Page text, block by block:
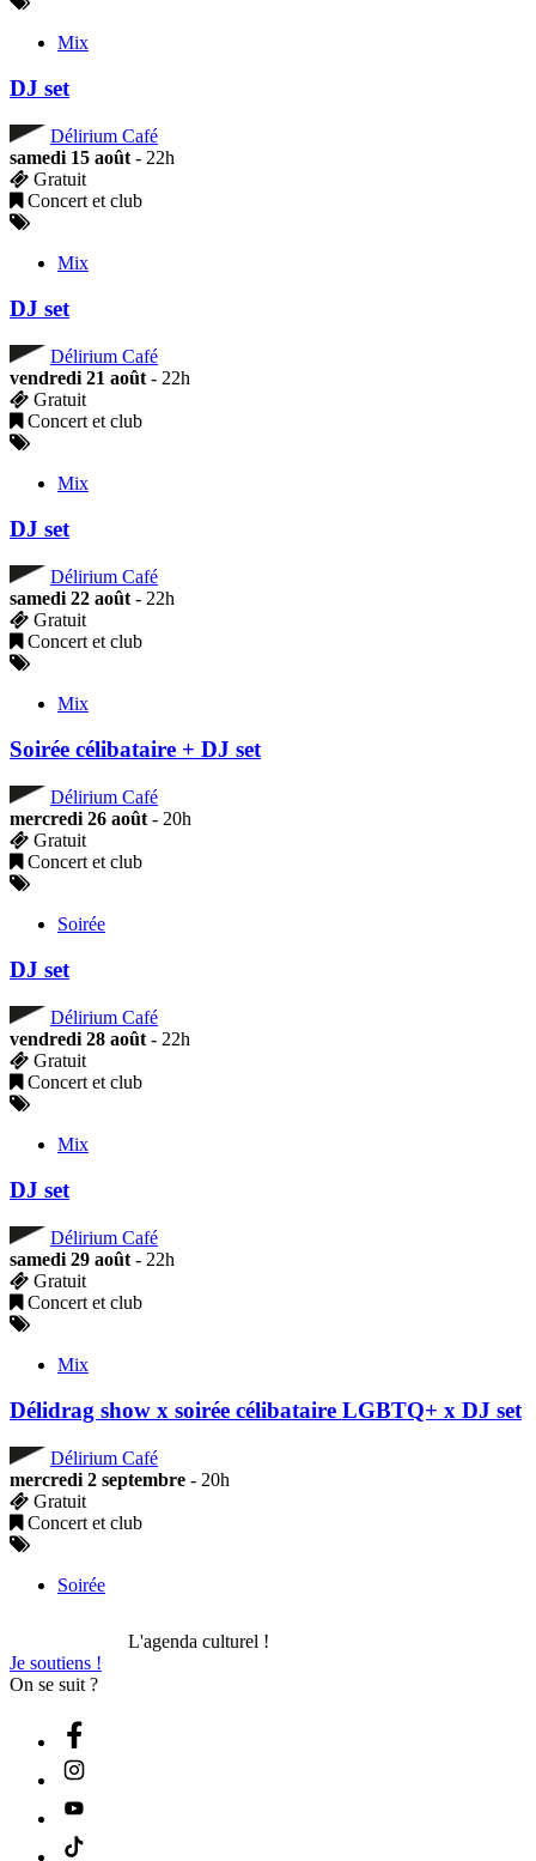
Mix
DJ set
Délirium Café
samedi 15 août - 22h
Gratuit
Concert et club
Mix
DJ set
Délirium Café
vendredi 21 août - 22h
Gratuit
Concert et club
Mix
DJ set
Délirium Café
samedi 22 août - 22h
Gratuit
Concert et club
Mix
Soirée célibataire + DJ set
Délirium Café
mercredi 26 août - 20h
Gratuit
Concert et club
Soirée
DJ set
Délirium Café
vendredi 28 août - 22h
Gratuit
Concert et club
Mix
DJ set
Délirium Café
samedi 29 août - 22h
Gratuit
Concert et club
Mix
Délidrag show x soirée célibataire LGBTQ+ x DJ set
Délirium Café
mercredi 2 septembre - 20h
Gratuit
Concert et club
Soirée
L'agenda culturel !
Je soutiens !
On se suit ?